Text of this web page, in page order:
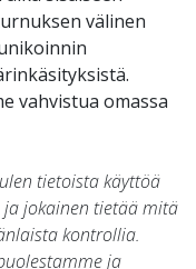
välinen
vahvistua omassa
tietoista käyttöä
jokainen tietää mitä
kontrollia.
ja